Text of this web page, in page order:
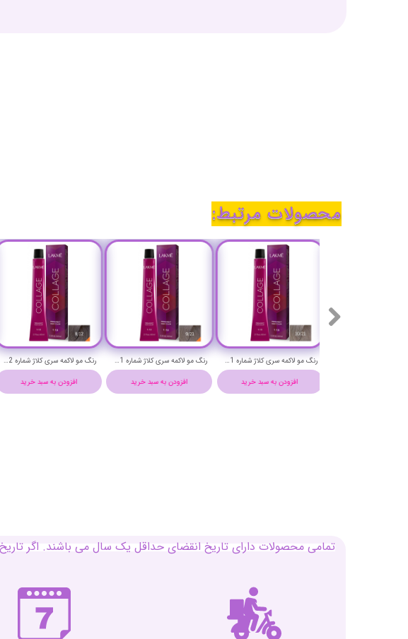
افزودن به سبد خرید
افزودن به سبد خرید
افزودن به سبد خرید
محصولات مرتبط:
تمامی محصولات دارای تاریخ انقضای حداقل یک سال می باشند. اگر